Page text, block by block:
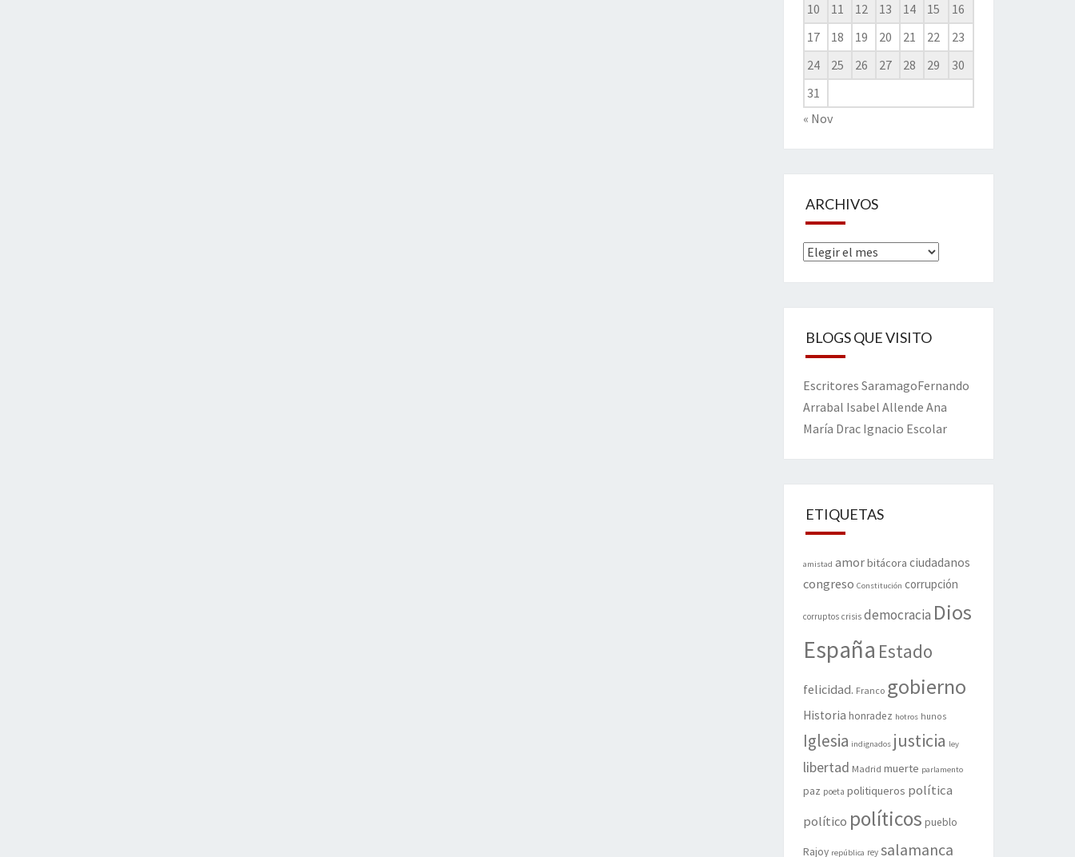
10
11 12 13 14 15
16
17
18 19 20 21 22
23
24
25 26 27 28 29
30
31
« Nov
ARCHIVOS
Archivos
BLOGS QUE VISITO
Escritores SaramagoFernando
Arrabal Isabel Allende Ana
María Drac Ignacio Escolar
ETIQUETAS
amistad amorbitácora ciudadanos
congreso Constitución corrupción
corruptos crisis democracia Dios
España Estado
felicidad. Franco gobierno
Historia honradez hotros hunos
Iglesia indignados justicia ley
libertad Madrid muerte parlamento
paz poeta politiqueros política
político políticos pueblo
Rajoy república rey salamanca